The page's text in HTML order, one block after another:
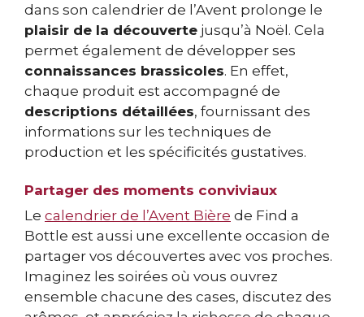
dans son calendrier de l’Avent prolonge le
plaisir de la découverte jusqu’à Noël. Cela
permet également de développer ses
connaissances brassicoles. En effet,
chaque produit est accompagné de
descriptions détaillées, fournissant des
informations sur les techniques de
production et les spécificités gustatives.
Partager des moments conviviaux
Le calendrier de l’Avent Bière de Find a
Bottle est aussi une excellente occasion de
partager vos découvertes avec vos proches.
Imaginez les soirées où vous ouvrez
ensemble chacune des cases, discutez des